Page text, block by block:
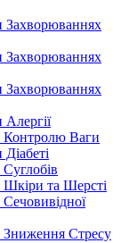
Захворюваннях
Захворюваннях
Захворюваннях
Контролю Ваги
та Шерсті
Зниження Стресу